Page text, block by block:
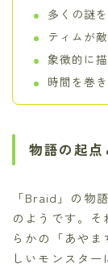
多くの謎
ティムが
象徴的に
時間を巻
物語の起点
「Braid」の物
のようです。
らかの「あや
しいモンスタ